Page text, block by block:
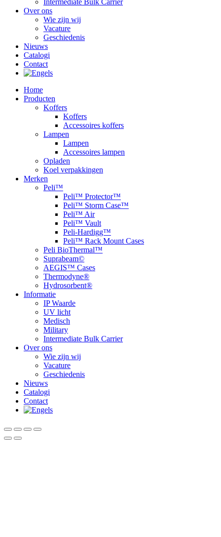
Intermediate Bulk Carrier
Over ons
Wie zijn wij
Vacature
Geschiedenis
Nieuws
Catalogi
Contact
Home
Producten
Koffers
Koffers
Accessoires koffers
Lampen
Lampen
Accessoires lampen
Opladen
Koel verpakkingen
Merken
Peli™
Peli™ Protector™
Peli™ Storm Case™
Peli™ Air
Peli™ Vault
Peli-Hardigg™
Peli™ Rack Mount Cases
Peli BioThermal™
Suprabeam©
AEGIS™ Cases
Thermodyne®
Hydrosorbent®
Informatie
IP Waarde
UV licht
Medisch
Military
Intermediate Bulk Carrier
Over ons
Wie zijn wij
Vacature
Geschiedenis
Nieuws
Catalogi
Contact